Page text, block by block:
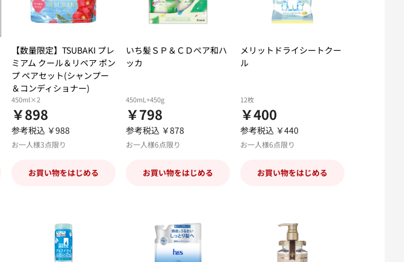
【数量限定】TSUBAKI プレ
ミアム クール＆リペア ポン
プ ペアセット(シャンプー
＆コンディショナー)
450ml×2
￥898
参考税込 ￥988
お一人様3点限り
お買い物をはじめる
いち髪ＳＰ＆ＣＤぺア和ハ
ッカ
450mL+450g
￥798
参考税込 ￥878
お一人様6点限り
お買い物をはじめる
メリットドライシートクー
ル
12枚
￥400
参考税込 ￥440
お一人様6点限り
お買い物をはじめる